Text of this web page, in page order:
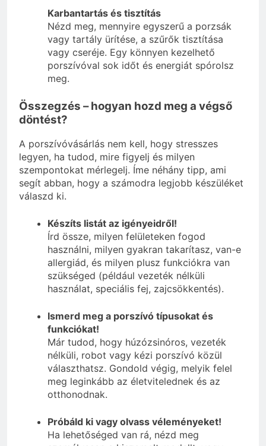
Karbantartás és tisztítás
Nézd meg, mennyire egyszerű a porzsák
vagy tartály ürítése, a szűrők tisztítása
vagy cseréje. Egy könnyen kezelhető
porszívóval sok időt és energiát spórolsz
meg.
Összegzés – hogyan hozd meg a végső
döntést?
A porszívóvásárlás nem kell, hogy stresszes
legyen, ha tudod, mire figyelj és milyen
szempontokat mérlegelj. Íme néhány tipp, ami
segít abban, hogy a számodra legjobb készüléket
válaszd ki.
Készíts listát az igényeidről!
Írd össze, milyen felületeken fogod
használni, milyen gyakran takarítasz, van-e
allergiád, és milyen plusz funkciókra van
szükséged (például vezeték nélküli
használat, speciális fej, zajcsökkentés).
Ismerd meg a porszívó típusokat és
funkciókat!
Már tudod, hogy húzózsinóros, vezeték
nélküli, robot vagy kézi porszívó közül
választhatsz. Gondold végig, melyik felel
meg leginkább az életvitelednek és az
otthonodnak.
Próbáld ki vagy olvass véleményeket!
Ha lehetőséged van rá, nézd meg